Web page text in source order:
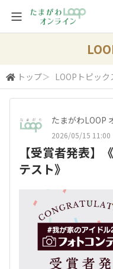
トップ＞ LOOPトピック
たまがわLOOP
2026/05/15 11:00
【受賞者発表
テスト》